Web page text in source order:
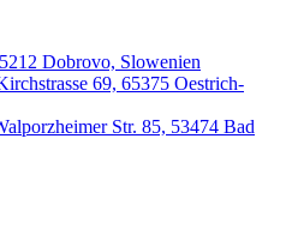
Dobrovo, Slowenien
69, 65375 Oestrich-
Str. 85, 53474 Bad